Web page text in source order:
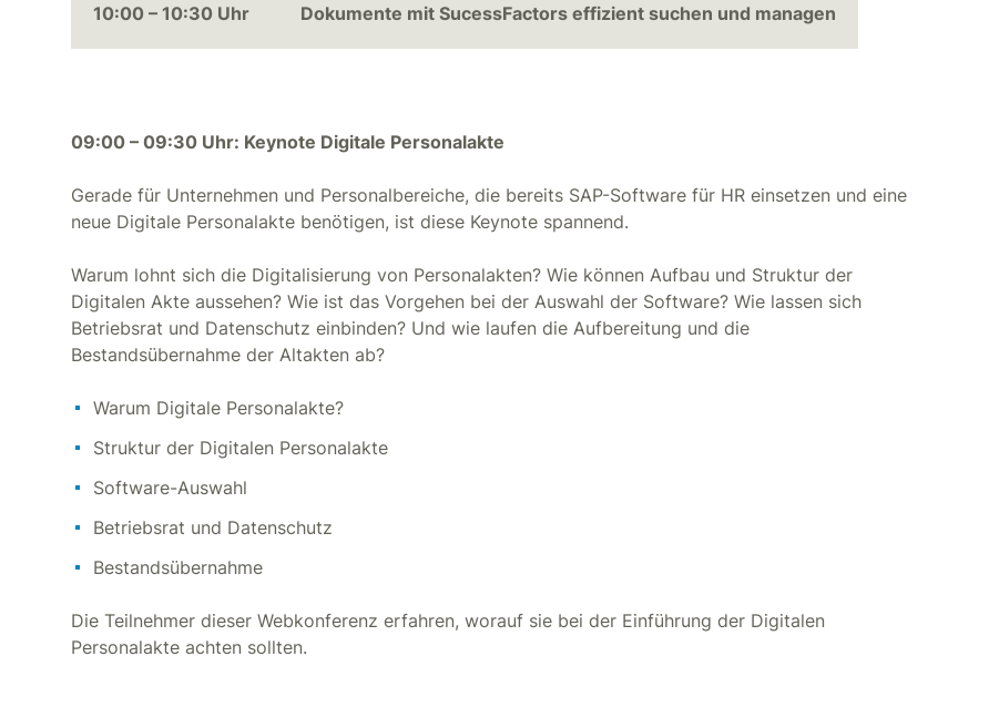
10:00 – 10:30 Uhr Dokumente mit SucessFactors effizient suchen und managen
09:00 – 09:30 Uhr: Keynote Digitale Personalakte
Gerade für Unternehmen und Personalbereiche, die bereits SAP-Software für HR einsetzen und eine
neue Digitale Personalakte benötigen, ist diese Keynote spannend.
Warum lohnt sich die Digitalisierung von Personalakten? Wie können Aufbau und Struktur der
Digitalen Akte aussehen? Wie ist das Vorgehen bei der Auswahl der Software? Wie lassen sich
Betriebsrat und Datenschutz einbinden? Und wie laufen die Aufbereitung und die
Bestandsübernahme der Altakten ab?
Warum Digitale Personalakte?
Struktur der Digitalen Personalakte
Software-Auswahl
Betriebsrat und Datenschutz
Bestandsübernahme
Die Teilnehmer dieser Webkonferenz erfahren, worauf sie bei der Einführung der Digitalen
Personalakte achten sollten.